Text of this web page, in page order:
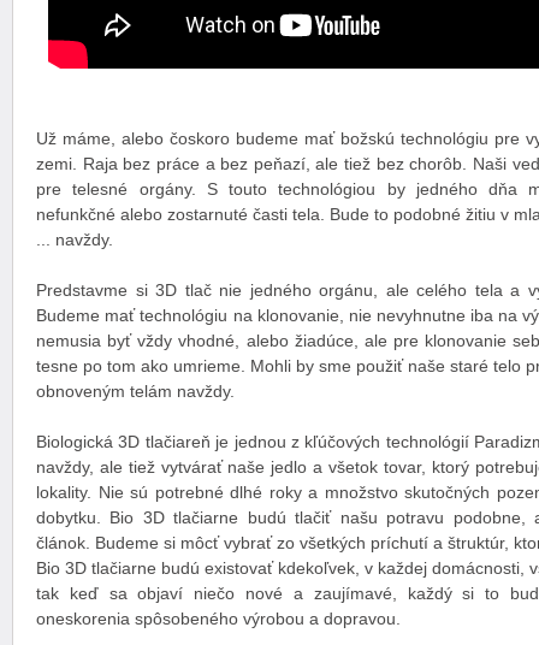
Už máme, alebo čoskoro budeme mať božskú technológiu pre
zemi. Raja bez práce a bez peňazí, ale tiež bez chorôb. Naši
pre telesné orgány. S touto technológiou by jedného dňa
nefunkčné alebo zostarnuté časti tela. Bude to podobné žitiu v
... navždy.
Predstavme si 3D tlač nie jedného orgánu, ale celého tela a
Budeme mať technológiu na klonovanie, nie nevyhnutne iba na
nemusia byť vždy vhodné, alebo žiadúce, ale pre klonovanie
tesne po tom ako umrieme. Mohli by sme použiť naše staré telo
obnoveným telám navždy.
Biologická 3D tlačiareň je jednou z kľúčových technológií
navždy, ale tiež vytvárať naše jedlo a všetok tovar, ktorý
lokality. Nie sú potrebné dlhé roky a množstvo skutočných
dobytku. Bio 3D tlačiarne budú tlačiť našu potravu podobne,
článok. Budeme si môcť vybrať zo všetkých príchutí a štruktúr,
Bio 3D tlačiarne budú existovať kdekoľvek, v každej domácnosti,
tak keď sa objaví niečo nové a zaujímavé, každý si to
oneskorenia spôsobeného výrobou a dopravou.